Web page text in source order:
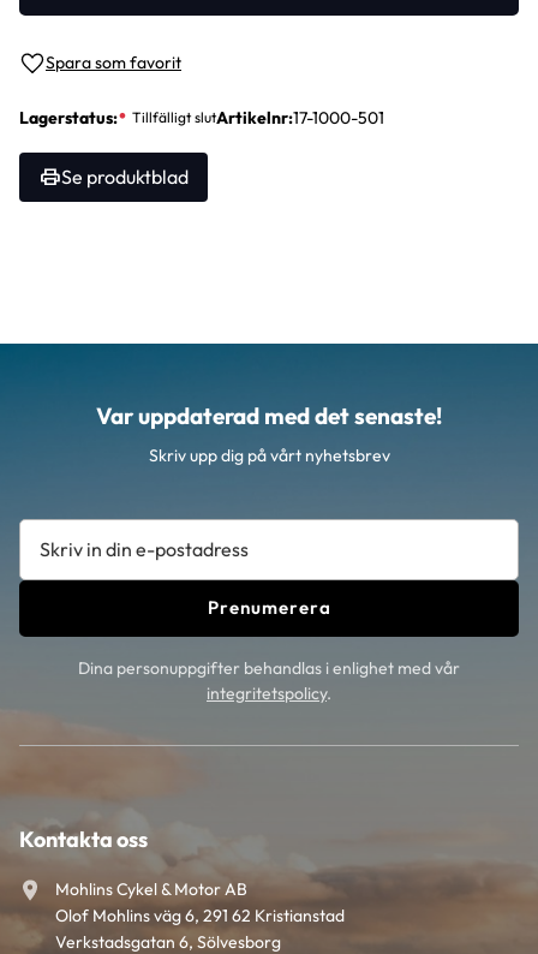
Lägg till i favoriter
Lagerstatus Artikelnr 17-1000-501
Se produktblad
Var uppdaterad med det senaste!
Skriv upp dig på vårt nyhetsbrev
Prenumerera
Dina personuppgifter behandlas i enlighet med vår
integritetspolicy.
Kontakta oss
Mohlins Cykel & Motor AB
Olof Mohlins väg 6, 291 62 Kristianstad
Verkstadsgatan 6, Sölvesborg